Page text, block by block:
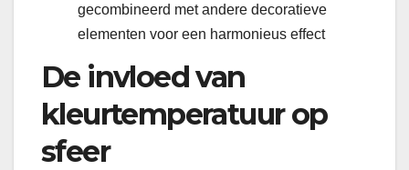
gecombineerd met andere decoratieve
elementen voor een harmonieus effect
De invloed van
kleurtemperatuur op
sfeer